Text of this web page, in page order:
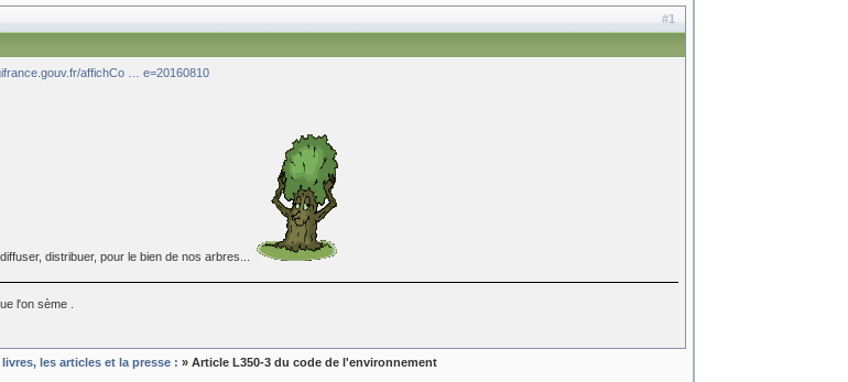
#1
affichCo … e=20160810
distribuer, pour le bien de nos arbres...
l'on sème .
livres, les articles et la presse : » Article L350-3 du code de l'environnement